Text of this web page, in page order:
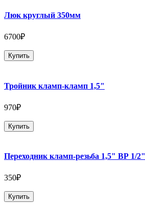
Люк круглый 350мм
6700₽
Купить
Тройник кламп-кламп 1,5"
970₽
Купить
Переходник кламп-резьба 1,5" ВР 1/2"
350₽
Купить